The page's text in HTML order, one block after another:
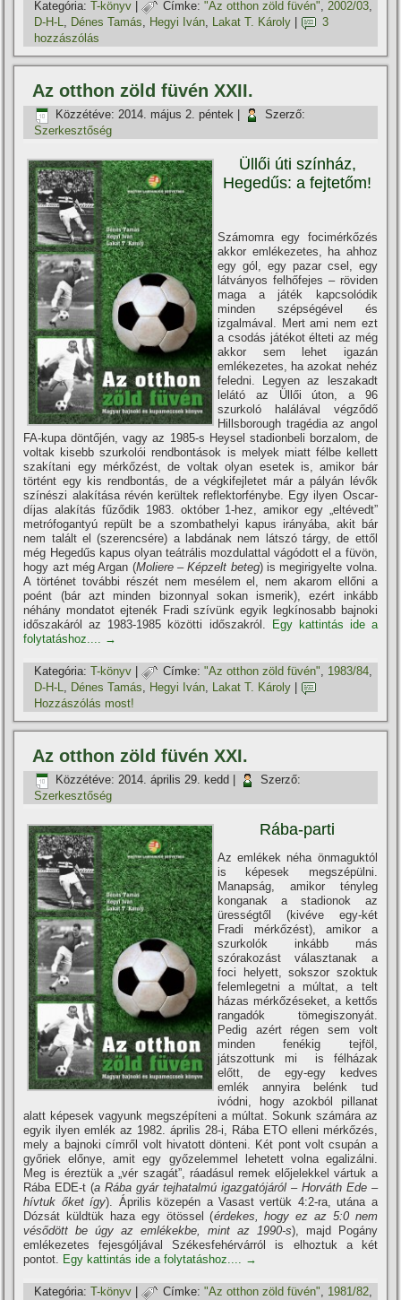
Kategória: T-könyv | Címke: "Az otthon zöld füvén",2002/03,
D-H-L, Dénes Tamás, Hegyi Iván, Lakat T. Károly
3
hozzászólás
Az otthon zöld füvén XXII.
Közzétéve: 2014. május 2. péntek
Szerző:
Szerkesztőség
Üllői úti szí­nház,
Hegedűs: a fejtetőm!
Számomra egy focimérkőzés
akkor emlékezetes, ha ahhoz
egy gól, egy pazar csel, egy
látványos felhőfejes – röviden
maga a játék kapcsolódik
minden szépségével és
izgalmával. Mert ami nem ezt
a csodás játékot élteti az még
akkor sem lehet igazán
emlékezetes, ha azokat nehéz
feledni. Legyen az leszakadt
lelátó az Üllői úton, a 96
szurkoló halálával végződő
Hillsborough tragédia az angol
FA-kupa döntőjén, vagy az 1985-s Heysel stadionbeli borzalom, de
voltak kisebb szurkolói rendbontások is melyek miatt félbe kellett
szakí­tani egy mérkőzést, de voltak olyan esetek is, amikor bár
történt egy kis rendbontás, de a végkifejletet már a pályán lévők
szí­nészi alakí­tása révén kerültek reflektorfénybe. Egy ilyen Oscar-
dí­jas alakí­tás fűződik 1983. október 1-hez, amikor egy „eltévedt”
metrófogantyú repült be a szombathelyi kapus irányába, akit bár
nem talált el (szerencsére) a labdának nem látszó tárgy, de ettől
még Hegedűs kapus olyan teátrális mozdulattal vágódott el a füvön,
hogy azt még Argan (Moliere – Képzelt beteg) is megirigyelte volna.
A történet további részét nem mesélem el, nem akarom ellőni a
poént (bár azt minden bizonnyal sokan ismerik), ezért inkább
néhány mondatot ejtenék Fradi szí­vünk egyik legkí­nosabb bajnoki
időszakáról az 1983-1985 közötti időszakról. Egy kattintás ide a
folytatáshoz....
→
Kategória: T-könyv | Címke: "Az otthon zöld füvén", 1983/84,
D-H-L, Dénes Tamás, Hegyi Iván, Lakat T. Károly
Hozzászólás most!
Az otthon zöld füvén XXI.
Közzétéve: 2014. április 29. kedd
Szerző:
Szerkesztőség
Rába-parti
Az emlékek néha önmaguktól
is képesek megszépülni.
Manapság, amikor tényleg
konganak a stadionok az
ürességtől (kivéve egy-két
Fradi mérkőzést), amikor a
szurkolók inkább más
szórakozást választanak a
foci helyett, sokszor szoktuk
felemlegetni a múltat, a telt
házas mérkőzéseket, a kettős
rangadók tömegiszonyát.
Pedig azért régen sem volt
minden fenékig tejföl,
játszottunk mi is félházak
előtt, de egy-egy kedves
emlék annyira belénk tud
ivódni, hogy azokból pillanat
alatt képesek vagyunk megszépí­teni a múltat. Sokunk számára az
egyik ilyen emlék az 1982. április 28-i, Rába ETO elleni mérkőzés,
mely a bajnoki cí­mről volt hivatott dönteni. Két pont volt csupán a
győriek előnye, amit egy győzelemmel lehetett volna egalizálni.
Meg is éreztük a „vér szagát”, ráadásul remek előjelekkel vártuk a
Rába EDE-t (a Rába gyár tejhatalmú igazgatójáról – Horváth Ede –
hí­vtuk őket í­gy). Április közepén a Vasast vertük 4:2-ra, utána a
Dózsát küldtük haza egy ötössel (érdekes, hogy ez az 5:0 nem
vésődött be úgy az emlékekbe, mint az 1990-s), majd Pogány
emlékezetes fejesgóljával Székesfehérvárról is elhoztuk a két
pontot. Egy kattintás ide a folytatáshoz.... →
Kategória: T-könyv | Címke: "Az otthon zöld füvén", 1981/82,